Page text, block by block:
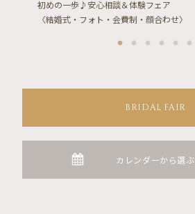
初めの一歩♪安心相談＆体験フェア
〈結婚式・フォト・会費制・顔合わせ〉
BRIDAL FAIR
カレンダーから選ぶ